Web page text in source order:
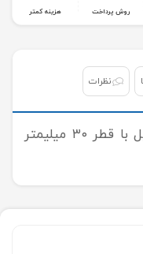
روش پرداخت هزینه کمتر
نظرات
فیلتر سر سرنگی ۰.۴۵ تک استریل با قطر ۳۰ میلیمتر